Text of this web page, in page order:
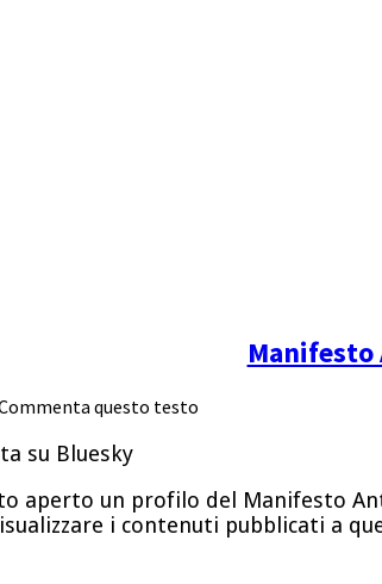
questo testo
aperto un profilo del Manifesto
i contenuti pubblicati a